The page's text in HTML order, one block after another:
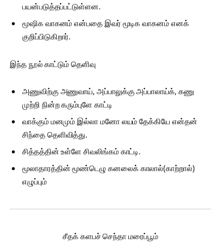
பயன்படுத்தப்பட்டுள்ளன.
மூஷிக வாகனம் என்பதை இவர் மூடிக வாகனம் எனக்
குறிப்பிடுகிறார்.
இந்த நூல் காட்டும் தெளிவு
அணுவிற்கு அணுவாய், அப்பாலுக்கு அப்பாலாய்க், கணு
முற்றி நின்ற கரும்புளே காட்டி
வாக்கும் மனமும் இல்லா மனோ லயம் தேக்கியே என்தன்
சிந்தை தெளிவித்து.
சித்தத்தின் உள்ளே சிவலிங்கம் காட்டி.
மூலாதாரத்தின் மூண்டெழு கனலைக் காலால்(காற்றால்)
எழுப்பும்
சீதக் களபச் செந்தா மரைப்பூம்